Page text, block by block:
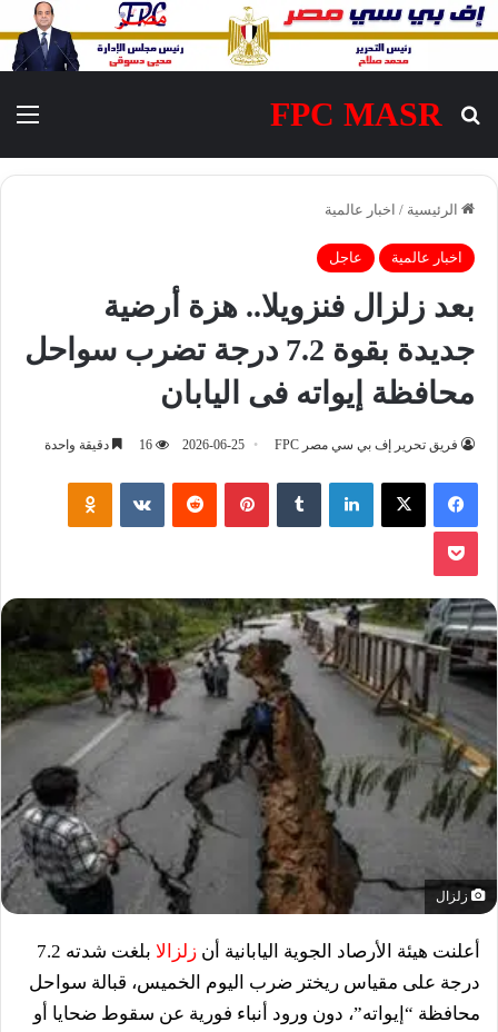
FPC MASR
بحث عن
الرئيسية / اخبار عالمية
اخبار عالمية عاجل
بعد زلزال فنزويلا.. هزة أرضية
جديدة بقوة 7.2 درجة تضرب سواحل
محافظة إيواته فى اليابان
فريق تحرير إف بي سي مصر FPC 2026-06-25
16 دقيقة واحدة
فيسبوك ‫X لينكدإن بينتيريست
زلزال
أعلنت هيئة الأرصاد الجوية اليابانية أن زلزالا
بلغت شدته 7.2
درجة على مقياس ريختر ضرب اليوم الخميس، قبالة سواحل
محافظة “إيواته”، دون ورود أنباء فورية عن سقوط ضحايا أو